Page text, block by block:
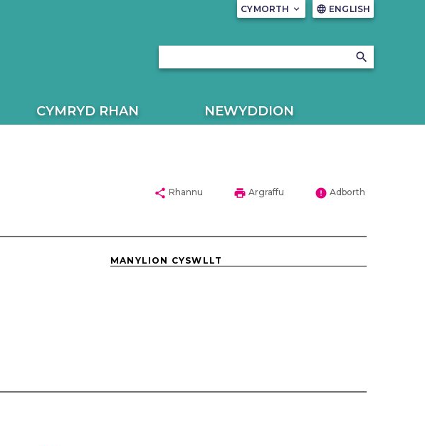
CYMORTH keyboard_arrow_down language ENGLISH
search
CYMRYD RHAN NEWYDDION
share Rhannu print Argraffu error Adborth
MANYLION CYSWLLT